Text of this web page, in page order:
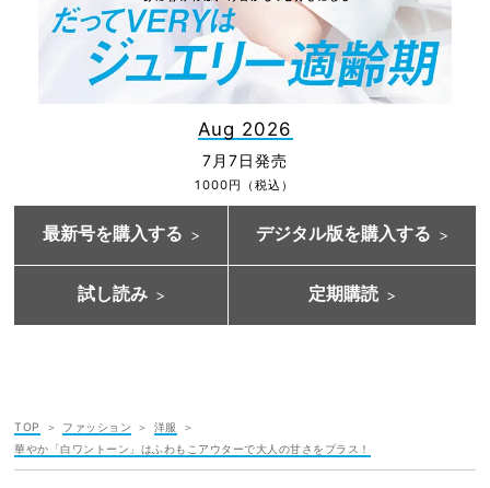
Aug 2026
7月7日発売
1000円（税込）
最新号を購入する デジタル版を購入する
試し読み 定期購読
TOP ファッション
洋服
華やか「白ワントーン」はふわもこアウターで大人の甘さをプラス！